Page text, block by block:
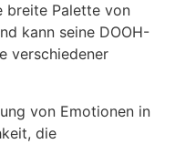
breite Palette von
kann seine DOOH-
verschiedener
von Emotionen in
die